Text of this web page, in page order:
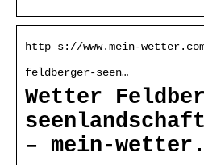
http s://www.mein-
feldberger-seen…
Wetter
– mein-